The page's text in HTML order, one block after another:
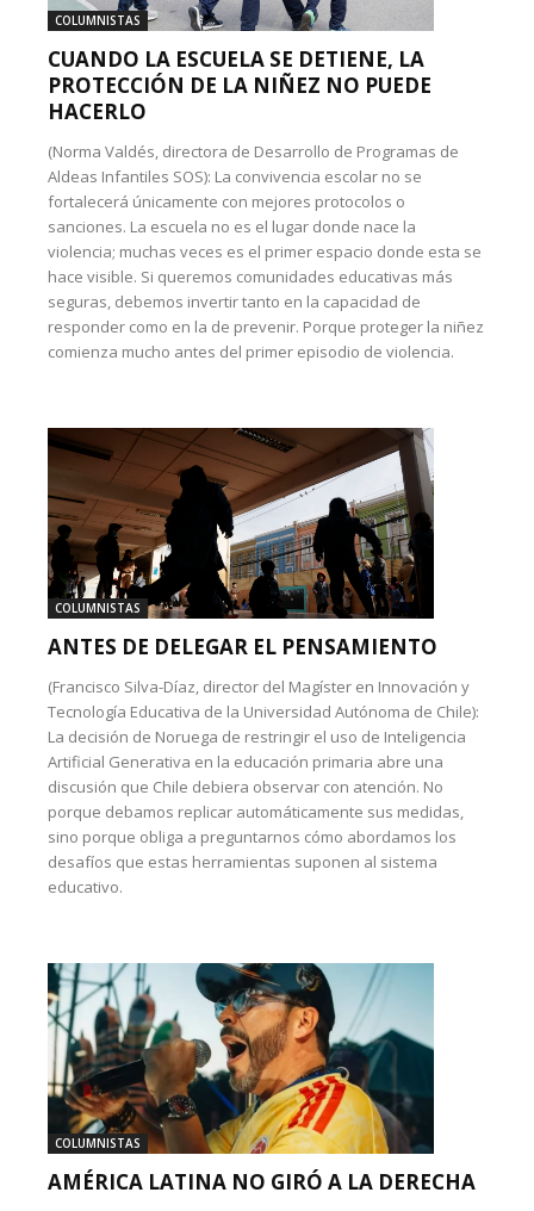
COLUMNISTAS
CUANDO LA ESCUELA SE DETIENE, LA
PROTECCIÓN DE LA NIÑEZ NO PUEDE
HACERLO
(Norma Valdés, directora de Desarrollo de Programas de
Aldeas Infantiles SOS): La convivencia escolar no se
fortalecerá únicamente con mejores protocolos o
sanciones. La escuela no es el lugar donde nace la
violencia; muchas veces es el primer espacio donde esta se
hace visible. Si queremos comunidades educativas más
seguras, debemos invertir tanto en la capacidad de
responder como en la de prevenir. Porque proteger la niñez
comienza mucho antes del primer episodio de violencia.
COLUMNISTAS
ANTES DE DELEGAR EL PENSAMIENTO
(Francisco Silva-Díaz, director del Magíster en Innovación y
Tecnología Educativa de la Universidad Autónoma de Chile):
La decisión de Noruega de restringir el uso de Inteligencia
Artificial Generativa en la educación primaria abre una
discusión que Chile debiera observar con atención. No
porque debamos replicar automáticamente sus medidas,
sino porque obliga a preguntarnos cómo abordamos los
desafíos que estas herramientas suponen al sistema
educativo.
COLUMNISTAS
AMÉRICA LATINA NO GIRÓ A LA DERECHA